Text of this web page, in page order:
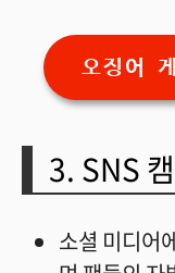
오징어
3. SNS
소셜 미디어